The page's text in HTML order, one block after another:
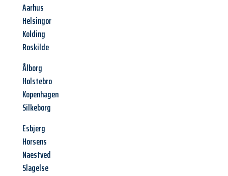
Aarhus
Helsingor
Kolding
Roskilde
Ålborg
Holstebro
Kopenhagen
Silkeborg
Esbjerg
Horsens
Naestved
Slagelse